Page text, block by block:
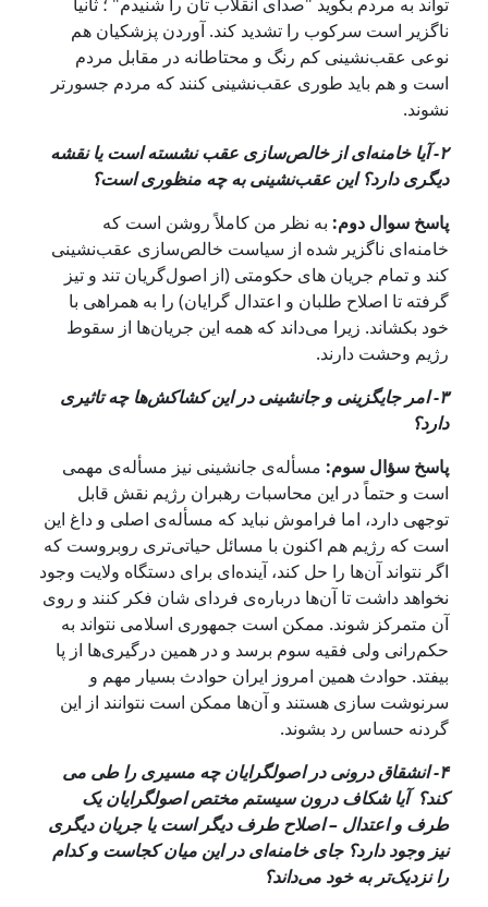
ناگزیر است سرکوب را تشدید کند. آوردن پزشکیان هم
نوعی عقب‌نشینی کم رنگ و محتاطانه در مقابل مردم
است و هم باید طوری عقب‌نشینی کنند که مردم جسورتر
نشوند.
۲- آیا خامنه‌ای از خالص‌سازی عقب نشسته است یا نقشه
دیگری دارد؟ این عقب‌نشینی به چه منظوری است؟
پاسخ سوال دوم:به نظر من کاملاً روشن است که
خامنه‌ای ناگزیر شده از سیاست خالص‌سازی عقب‌نشینی
کند و تمام جریان های حکومتی (از اصول‌گریان تند و تیز
گرفته تا اصلاح طلبان و اعتدال گرایان) را به همراهی با
خود بکشاند. زیرا می‌داند که همه این جریان‌ها از سقوط
رژیم وحشت دارند.
۳- امر جایگزینی و جانشینی در این کشاکش‌ها چه تاثیری
دارد؟
پاسخ سؤال سوم:مسأله‌ی جانشینی نیز مسأله‌ی مهمی
است و حتماً در این محاسبات رهبران رژیم نقش قابل
توجهی دارد، اما فراموش نباید که مسأله‌ی اصلی و داغ این
است که رژیم هم اکنون با مسائل حیاتی‌تری روبروست که
اگر نتواند آن‌ها را حل کند، آینده‌ای برای دستگاه ولایت وجود
نخواهد داشت تا آن‌ها درباره‌ی فردای شان فکر کنند و روی
آن متمرکز شوند. ممکن است جمهوری اسلامی نتواند به
حکم‌رانی ولی فقیه سوم برسد و در همین درگیری‌ها از پا
بیفتد. حوادث همین امروز ایران حوادث بسیار مهم و
سرنوشت سازی هستند و آن‌ها ممکن است نتوانند از این
گردنه حساس رد بشوند.
۴- انشقاق‌ درونی در اصولگرایان چه مسیری را طی می
کند؟ آیا شکاف درون سیستم مختص اصولگرایان یک
طرف و اعتدال – اصلاح طرف دیگر است یا جریان دیگری
نیز وجود دارد؟ جای خامنه‌ای در این میان کجاست و کدام
را نزدیک‌تر به خود می‌داند؟